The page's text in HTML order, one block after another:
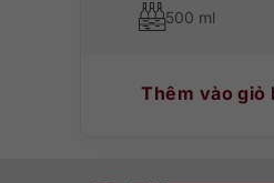
500 ml
Thêm vào giỏ